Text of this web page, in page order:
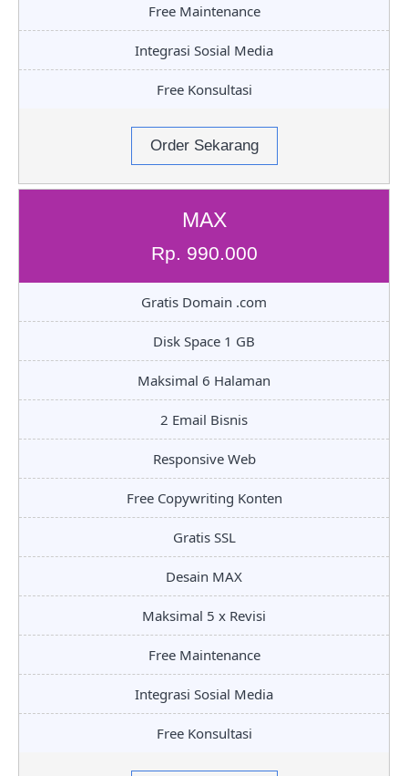
Free Maintenance
Integrasi Sosial Media
Free Konsultasi
Order Sekarang
MAX
Rp. 990.000
Gratis Domain .com
Disk Space 1 GB
Maksimal 6 Halaman
2 Email Bisnis
Responsive Web
Free Copywriting Konten
Gratis SSL
Desain MAX
Maksimal 5 x Revisi
Free Maintenance
Integrasi Sosial Media
Free Konsultasi